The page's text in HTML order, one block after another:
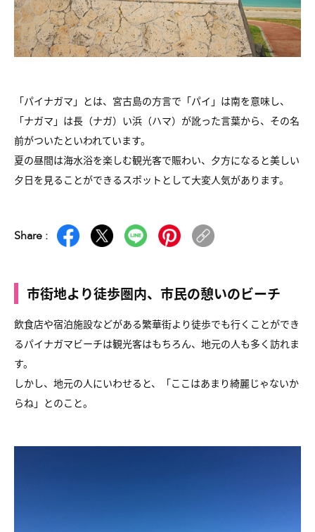
「パイナガマ」とは、宮古島の方言で「パイ」は南を意味し、
「ナガマ」は長（ナガ）い浜（ハマ）が訛った言葉から、その名
前がついたといわれています。
夏の昼間は海水浴を楽しむ観光客で賑わい、夕方になると美しい
夕日を見ることができるスポットとして大変人気があります。
Share :
市街地より徒歩圏内、市民の憩いのビーチ
飲食店や宿泊施設などがある繁華街より徒歩でも行くことができ
るパイナガマビーチは観光客はもちろん、地元の人も多く訪れま
す。
しかし、地元の人にいわせると、「ここはあまり綺麗じゃないか
らね」とのこと。